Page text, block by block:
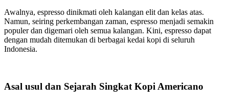
Awalnya, espresso dinikmati oleh kalangan elit dan kelas atas.
Namun, seiring perkembangan zaman, espresso menjadi semakin
populer dan digemari oleh semua kalangan. Kini, espresso dapat
dengan mudah ditemukan di berbagai kedai kopi di seluruh
Indonesia.
Asal usul dan Sejarah Singkat Kopi Americano